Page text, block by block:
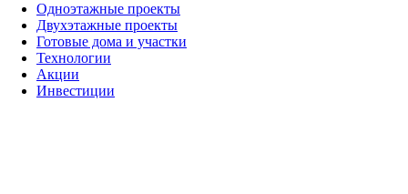
Одноэтажные проекты
Двухэтажные проекты
Готовые дома и участки
Технологии
Акции
Инвестиции